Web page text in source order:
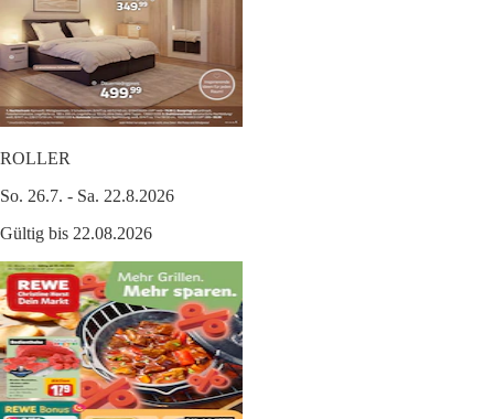
ROLLER
So. 26.7. - Sa. 22.8.2026
Gültig bis 22.08.2026